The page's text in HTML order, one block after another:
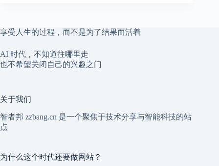
享受人生的过程，而不是为了结果而活着
AI 时代，不知道往哪里走
也不希望关闭自己的兴趣之门
关于我们
智者邦 zzbang.cn 是一个聚焦于技术分享与智能科技的站
点
为什么这个时代还要做网站？